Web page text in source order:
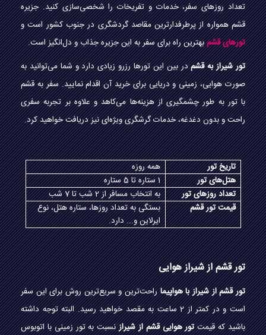
تعداد روزهای سفر، خدمات و تفریخات را شخصی‌سازی کنید. جزیره
قشم همواره از پرطرفدارترین مقاصد گردشگری در جنوب کشور است و
تورهای قشمبهترین راه برای سفر به این جزیره جذاب و دل‌انگیز است.
تور شیراز به قشمدر بین این تورها رزرو زیادی دارد و شما می‌توانید به
صورت هوایی، زمینی و دریایی برای خرید آن اقدام نمایید. سفر به قشم
با تور به طور چشمگیری از هزینه‌ها می‌کاهد و علاوه بر تجربه سفری
راحت و بدون دغدغه، خدمات گرشگری ویژه‌ای نیز دریافت خواهید کرد.
تاریخ تور
همه روزه
هتل‌های تور
1 ستاره تا 5 ستاره
تعداد روزهای تور
به انتخاب مسافر از 2 شب تا 7 شب
قیمت تور قشم
بستگی به تعداد روزها، ستاره هتل، نوع
ایرلاین و... دارد.
تور قشم از شیراز هوایی
تور قشم از شیراز با هواپیماراحت‌ترین و سریع‌ترین روش برای این سفر
است و در کمتر از 2 ساعت به مقصد خواهید رسید. البته توجه داشته
باشید که قیمتتور هوایی قشم از شیرازنسبت به تور زمینی با اتوبوس